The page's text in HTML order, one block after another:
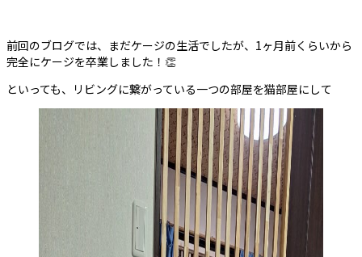
前回のブログでは、まだケージの生活でしたが、1ヶ月前くらいから
完全にケージを卒業しました！👏
といっても、リビングに繋がっている一つの部屋を猫部屋にして